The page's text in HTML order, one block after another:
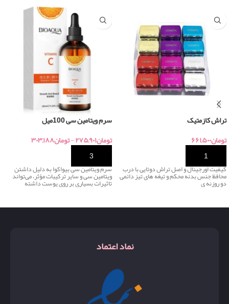
تراش کازمتیک
تومان۶۶۱,۵۰۰
خرید
کیفیت اورجینال و اصل تراش دوتایی با درب
محافظ جنس بدنه محکم و تیغه های تیز دائمی
دو روزنه ی
سرم ویتامین سی 100میل
تومان۲۷۵,۹۰۱-تومان۳۰۳,۱۸۸
سرم ویتامین سی بیواکوا به دلیل داشتن
ویتامین سی و سایر ترکیبات مؤثر، می‌تواند
تاثیرات بسیاری بر روی پوست داشته
نماد اعتماد